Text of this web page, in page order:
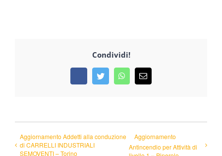
Condividi!
FacebookTwitterWhatsApp
Email
Aggiornamento Addetti alla conduzione
di CARRELLI INDUSTRIALI
SEMOVENTI – Torino
Aggiornamento
Antincendio per Attività di